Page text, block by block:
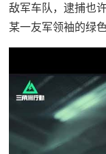
敌军车队，逮捕也
某一友军领袖的绿色